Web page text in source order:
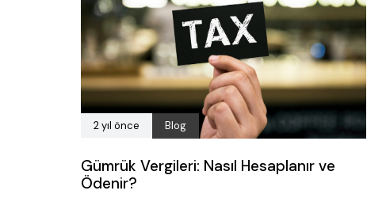
2 yıl önce Blog
Gümrük Vergileri: Nasıl Hesaplanır ve
Ödenir?